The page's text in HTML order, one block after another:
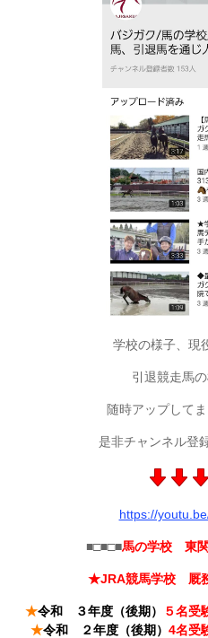
学校の様子、現
引退競走馬の
随時アップしてま
是非チャンネル登
https://
■□■□■馬の学校 東
★JRA競馬学校 厩
★令和 ３年度（後期）
５名受
★令和 ２年度（後期） 4名受